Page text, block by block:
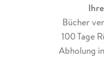
Bücher
100 Tage
Abholung